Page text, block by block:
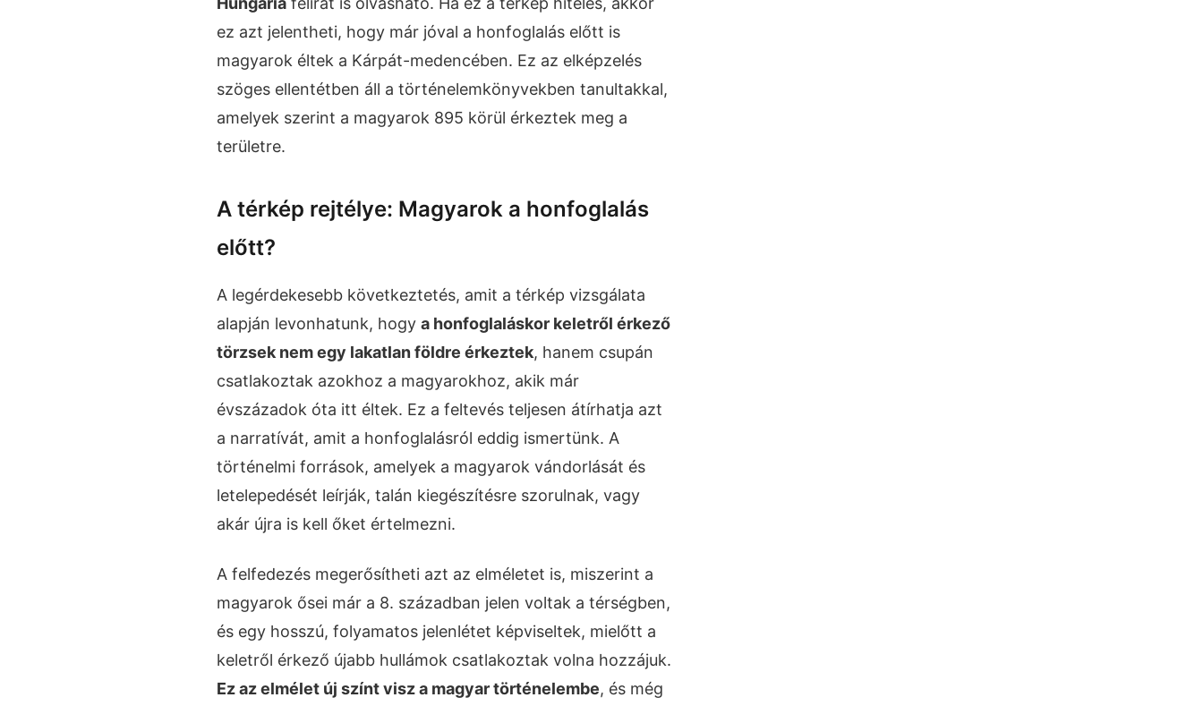
ez azt jelentheti, hogy már jóval a honfoglalás előtt is
magyarok éltek a Kárpát-medencében. Ez az elképzelés
szöges ellentétben áll a történelemkönyvekben tanultakkal,
amelyek szerint a magyarok 895 körül érkeztek meg a
területre.
A térkép rejtélye: Magyarok a honfoglalás
előtt?
A legérdekesebb következtetés, amit a térkép vizsgálata
alapján levonhatunk, hogy a honfoglaláskor keletről érkező
törzsek nem egy lakatlan földre érkeztek, hanem csupán
csatlakoztak azokhoz a magyarokhoz, akik már
évszázadok óta itt éltek. Ez a feltevés teljesen átírhatja azt
a narratívát, amit a honfoglalásról eddig ismertünk. A
történelmi források, amelyek a magyarok vándorlását és
letelepedését leírják, talán kiegészítésre szorulnak, vagy
akár újra is kell őket értelmezni.
A felfedezés megerősítheti azt az elméletet is, miszerint a
magyarok ősei már a 8. században jelen voltak a térségben,
és egy hosszú, folyamatos jelenlétet képviseltek, mielőtt a
keletről érkező újabb hullámok csatlakoztak volna hozzájuk.
Ez az elmélet új színt visz a magyar történelembe, és még